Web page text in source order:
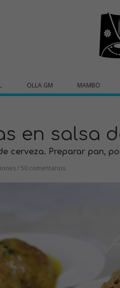
OLLA GM MAMBO
en salsa
cerveza. Preparar pan,
/ 50 comentarios